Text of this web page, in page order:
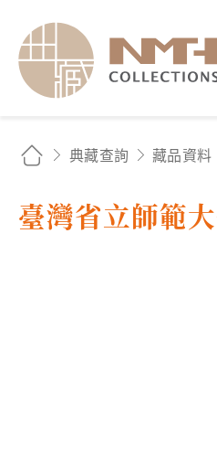
典藏查詢 藏品資料
臺灣省立師範